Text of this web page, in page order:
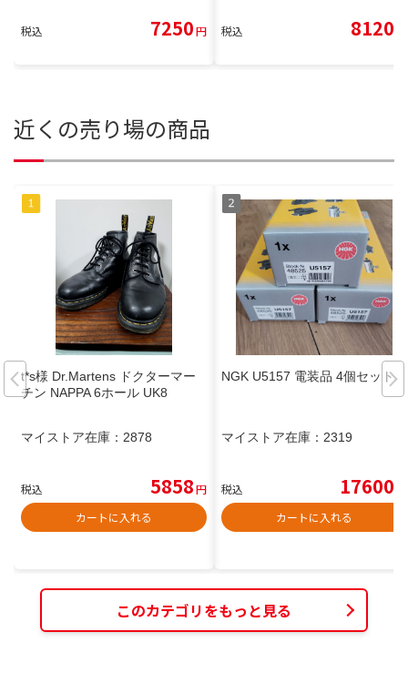
税込 7250円 税込 8120
近くの売り場の商品
t*s様 Dr.Martens ドクターマー
チン NAPPA 6ホール UK8
マイストア在庫： 2878
税込 5858円
カートに入れる
NGK U5157 電装品 4個セット
マイストア在庫： 2319
税込 17600
カートに入れる
このカテゴリをもっと見る